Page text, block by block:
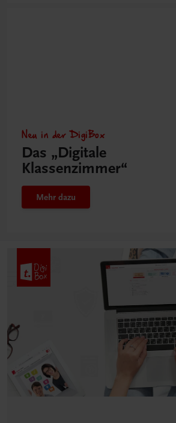
Neu in der DigiBox
Das „Digitale
Klassenzimmer“
Mehr dazu